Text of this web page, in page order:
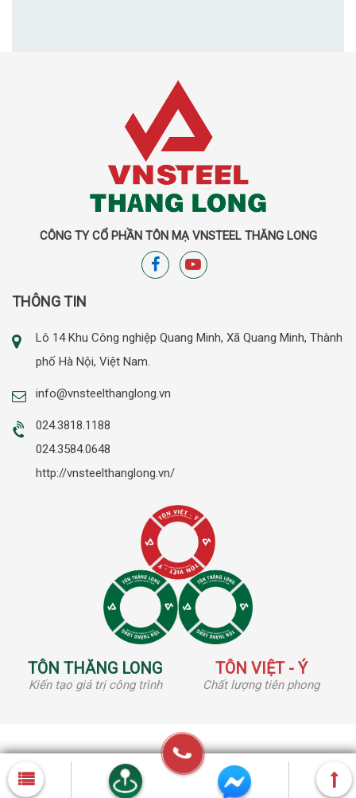
CÔNG TY CỔ PHẦN TÔN MẠ VNSTEEL THĂNG LONG
THÔNG TIN
Lô 14 Khu Công nghiệp Quang Minh, Xã Quang Minh, Thành
phố Hà Nội, Việt Nam.
info@vnsteelthanglong.vn
024.3818.1188
024.3584.0648
http://vnsteelthanglong.vn/
TÔN THĂNG LONG
Kiến tạo giá trị công trình
TÔN VIỆT - Ý
Chất lượng tiên phong